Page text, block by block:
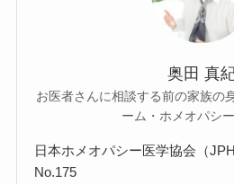
奥田 真
お医者さんに相談する前の家族の
ーム・ホメオパシ
日本ホメオパシー医学協会（
No.175